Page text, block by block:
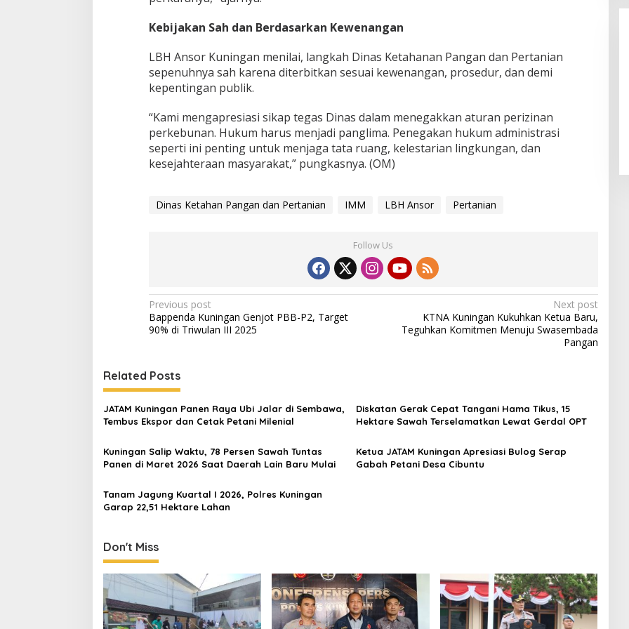
Kebijakan Sah dan Berdasarkan Kewenangan
LBH Ansor Kuningan menilai, langkah Dinas Ketahanan Pangan dan Pertanian
sepenuhnya sah karena diterbitkan sesuai kewenangan, prosedur, dan demi
kepentingan publik.
“Kami mengapresiasi sikap tegas Dinas dalam menegakkan aturan perizinan
perkebunan. Hukum harus menjadi panglima. Penegakan hukum administrasi
seperti ini penting untuk menjaga tata ruang, kelestarian lingkungan, dan
kesejahteraan masyarakat,” pungkasnya. (OM)
Dinas Ketahan Pangan dan Pertanian IMM LBH Ansor Pertanian
Follow Us
Post
navigation
Previous post
Bappenda Kuningan Genjot PBB-P2, Target
90% di Triwulan III 2025
Next post
KTNA Kuningan Kukuhkan Ketua Baru,
Teguhkan Komitmen Menuju Swasembada
Pangan
Related Posts
JATAM Kuningan Panen Raya Ubi Jalar di Sembawa,
Tembus Ekspor dan Cetak Petani Milenial
Diskatan Gerak Cepat Tangani Hama Tikus, 15
Hektare Sawah Terselamatkan Lewat Gerdal OPT
Kuningan Salip Waktu, 78 Persen Sawah Tuntas
Panen di Maret 2026 Saat Daerah Lain Baru Mulai
Ketua JATAM Kuningan Apresiasi Bulog Serap
Gabah Petani Desa Cibuntu
Tanam Jagung Kuartal I 2026, Polres Kuningan
Garap 22,51 Hektare Lahan
Don't Miss
Alhamdulillah! Rofia Lolos,
Penampilan “Pesta Panen” Elvy
Sukaesih Berbuah Manis